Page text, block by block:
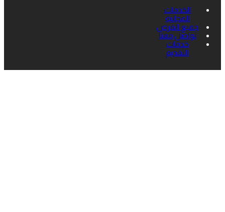
الخدمات
المجانية
جميع الفرص
تواصل معنا
خدمات
التقديم